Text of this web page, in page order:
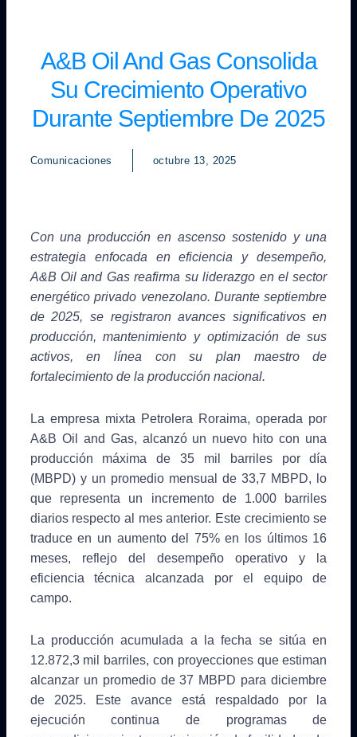
A&B Oil And Gas Consolida
Su Crecimiento Operativo
Durante Septiembre De 2025
Comunicaciones octubre 13, 2025
Con una producción en ascenso sostenido y una
estrategia enfocada en eficiencia y desempeño,
A&B Oil and Gas reafirma su liderazgo en el sector
energético privado venezolano. Durante septiembre
de 2025, se registraron avances significativos en
producción, mantenimiento y optimización de sus
activos, en línea con su plan maestro de
fortalecimiento de la producción nacional.
La empresa mixta Petrolera Roraima, operada por
A&B Oil and Gas, alcanzó un nuevo hito con una
producción máxima de 35 mil barriles por día
(MBPD) y un promedio mensual de 33,7 MBPD, lo
que representa un incremento de 1.000 barriles
diarios respecto al mes anterior. Este crecimiento se
traduce en un aumento del 75% en los últimos 16
meses, reflejo del desempeño operativo y la
eficiencia técnica alcanzada por el equipo de
campo.
La producción acumulada a la fecha se sitúa en
12.872,3 mil barriles, con proyecciones que estiman
alcanzar un promedio de 37 MBPD para diciembre
de 2025. Este avance está respaldado por la
ejecución continua de programas de